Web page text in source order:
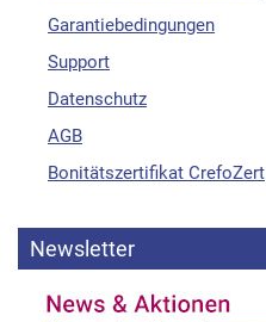
Garantiebedingungen
Support
Datenschutz
AGB
Bonitätszertifikat CrefoZert
Newsletter